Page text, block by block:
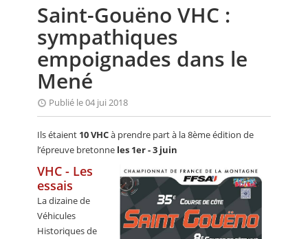
ANNUAIRES
PETITES ANNONCES
Saint-Gouëno VHC :
sympathiques
empoignades dans le
Mené
Publié le 04 jui 2018
Ils étaient 10 VHCà prendre part à la 8ème édition de
l’épreuve bretonne les 1er - 3 juin
VHC - Les
essais
La dizaine de
Véhicules
Historiques de